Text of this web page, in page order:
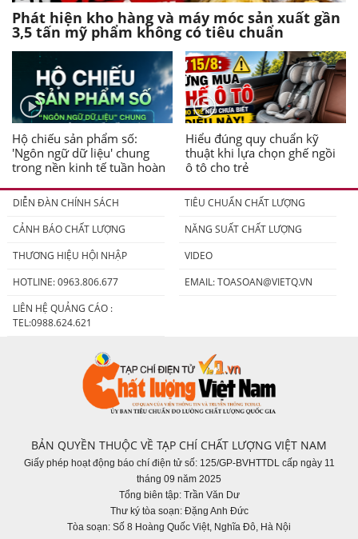
Phát hiện kho hàng và máy móc sản xuất gần
3,5 tấn mỹ phẩm không có tiêu chuẩn
Hộ chiếu sản phẩm số:
'Ngôn ngữ dữ liệu' chung
trong nền kinh tế tuần hoàn
Hiểu đúng quy chuẩn kỹ
thuật khi lựa chọn ghế ngồi
ô tô cho trẻ
DIỄN ĐÀN CHÍNH SÁCH
TIÊU CHUẨN CHẤT LƯỢNG
CẢNH BÁO CHẤT LƯỢNG
NĂNG SUẤT CHẤT LƯỢNG
THƯƠNG HIỆU HỘI NHẬP
VIDEO
HOTLINE: 0963.806.677
EMAIL:TOASOAN@VIETQ.VN
LIÊN HỆ QUẢNG CÁO :
TEL:0988.624.621
BẢN QUYỀN THUỘC VỀ TẠP CHÍ CHẤT LƯỢNG VIỆT NAM
Giấy phép hoạt động báo chí điện tử số: 125/GP-BVHTTDL cấp ngày 11
tháng 09 năm 2025
Tổng biên tập: Trần Văn Dư
Thư ký tòa soạn: Đặng Anh Đức
Tòa soạn: Số 8 Hoàng Quốc Việt, Nghĩa Đô, Hà Nội